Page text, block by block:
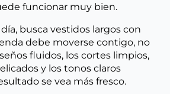
funcionar muy bien.
busca vestidos largos con
debe moverse contigo, no
fluidos, los cortes limpios,
y los tonos claros
se vea más fresco.